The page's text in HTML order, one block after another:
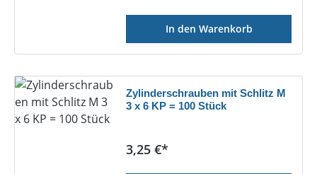
In den Warenkorb
Zylinderschrauben mit Schlitz M
3 x 6 KP = 100 Stück
Regulärer Preis:
3,25 €*